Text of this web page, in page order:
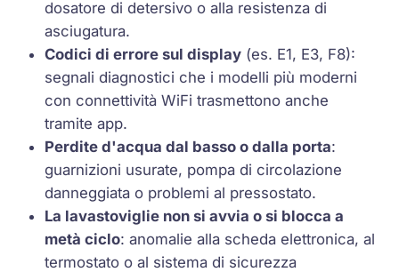
dosatore di detersivo o alla resistenza di
asciugatura.
Codici di errore sul display (es. E1, E3, F8):
segnali diagnostici che i modelli più moderni
con connettività WiFi trasmettono anche
tramite app.
Perdite d'acqua dal basso o dalla porta:
guarnizioni usurate, pompa di circolazione
danneggiata o problemi al pressostato.
La lavastoviglie non si avvia o si blocca a
metà ciclo: anomalie alla scheda elettronica, al
termostato o al sistema di sicurezza